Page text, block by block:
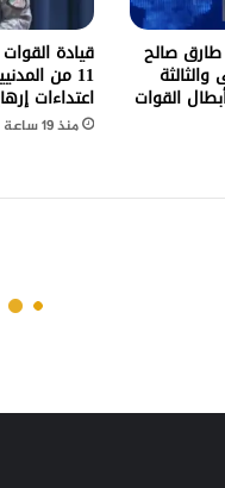
صالح
القوات
قيادة
11 من
اعتداءات
منذ 19 ساعة